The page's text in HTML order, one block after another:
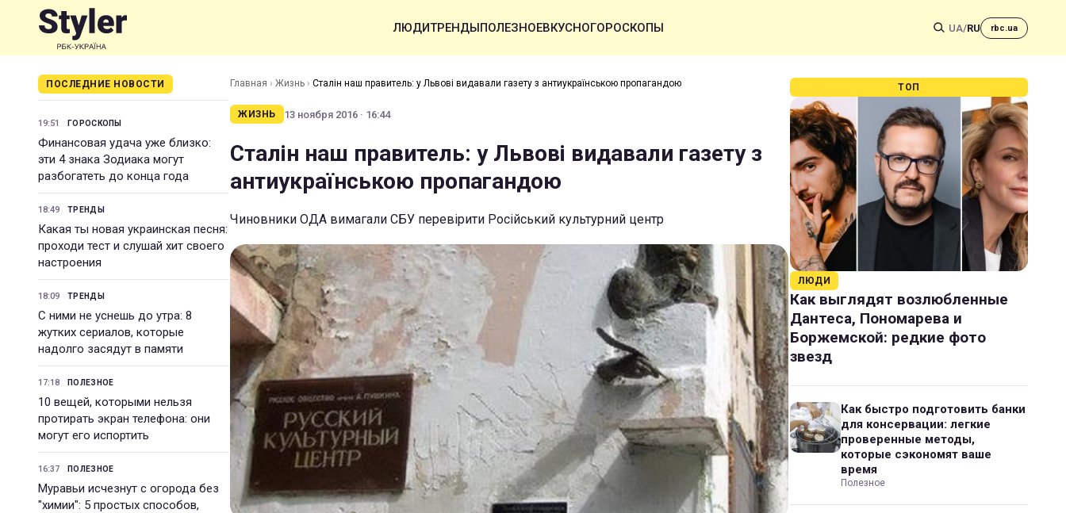
ЛЮДИТРЕНДЫПОЛЕЗНОЕВКУСНОГОРОСКОПЫ UA/RU rbc.ua
ПОСЛЕДНИЕ НОВОСТИ
19:51 ГОРОСКОПЫ
Финансовая удача уже близко:
эти 4 знака Зодиака могут
разбогатеть до конца года
18:49 ТРЕНДЫ
Какая ты новая украинская песня:
проходи тест и слушай хит своего
настроения
18:09 ТРЕНДЫ
С ними не уснешь до утра: 8
жутких сериалов, которые
надолго засядут в памяти
17:18 ПОЛЕЗНОЕ
10 вещей, которыми нельзя
протирать экран телефона: они
могут его испортить
16:37 ПОЛЕЗНОЕ
Муравьи исчезнут с огорода без
"химии": 5 простых способов,
Главная › Жизнь › Сталін наш правитель: у Львові видавали газету з антиукраїнською пропагандою
ЖИЗНЬ 13 ноября 2016 · 16:44
Сталін наш правитель: у Львові видавали газету з
антиукраїнською пропагандою
Чиновники ОДА вимагали СБУ перевірити Російський культурний центр
ТОП
ЛЮДИ
Как выглядят возлюбленные
Дантеса, Пономарева и
Боржемской: редкие фото
звезд
Как быстро подготовить банки
для консервации: легкие
проверенные методы,
которые сэкономят ваше
время
Полезное